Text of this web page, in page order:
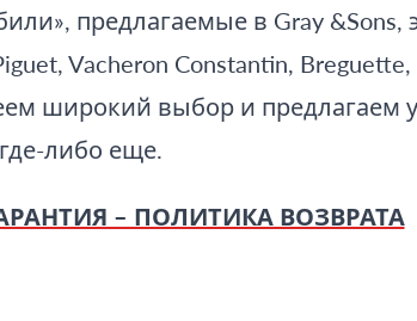
предлагаемые в Gray &Sons,
Vacheron Constantin,
широкий выбор и предлагаем
либо еще.
– ПОЛИТИКА ВОЗВРАТА